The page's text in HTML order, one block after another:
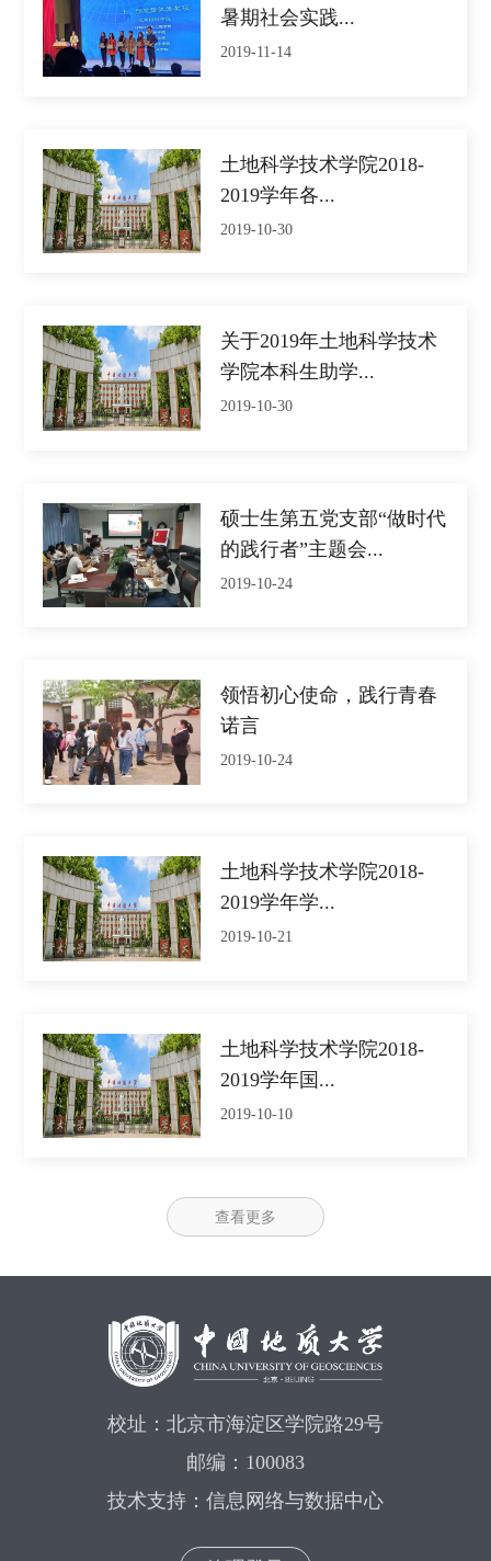
暑期社会实践...
2019-11-14
土地科学技术学院2018-
2019学年各...
2019-10-30
关于2019年土地科学技术
学院本科生助学...
2019-10-30
硕士生第五党支部“做时代
的践行者”主题会...
2019-10-24
领悟初心使命，践行青春
诺言
2019-10-24
土地科学技术学院2018-
2019学年学...
2019-10-21
土地科学技术学院2018-
2019学年国...
2019-10-10
查看更多
校址：北京市海淀区学院路29号
邮编：100083
技术支持：信息网络与数据中心